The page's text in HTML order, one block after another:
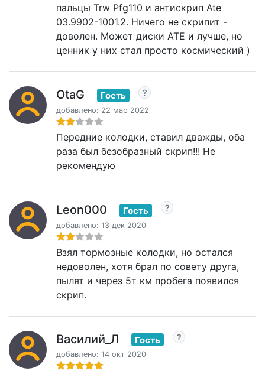
пальцы Trw Pfg110 и антискрип Ate
03.9902-1001.2. Ничего не скрипит -
доволен. Может диски АТЕ и лучше, но
ценник у них стал просто космический )
OtaG Гость
добавлено: 22 мар 2022
Передние колодки, ставил дважды, оба
раза был безобразный скрип!!! Не
рекомендую
Leon000 Гость
добавлено: 13 дек 2020
Взял тормозные колодки, но остался
недоволен, хотя брал по совету друга,
пылят и через 5т км пробега появился
скрип.
Василий_Л Гость
добавлено: 14 окт 2020